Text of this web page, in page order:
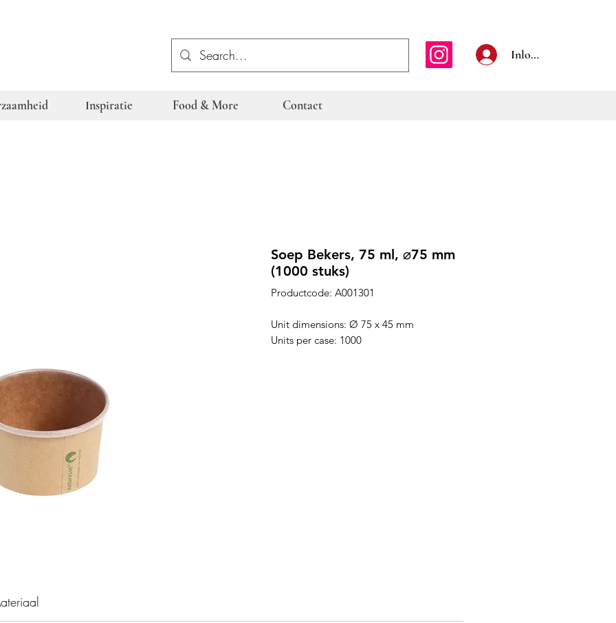
Inloggen
Inspiratie Food & More Contact
Soep Bekers, 75 ml, ⌀75 mm
(1000 stuks)
Productcode: A001301
Unit dimensions: Ø 75 x 45 mm
Units per case: 1000